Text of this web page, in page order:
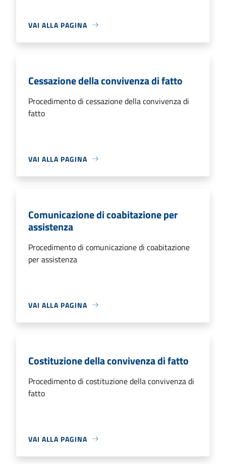
VAI ALLA PAGINA
Cessazione della convivenza di fatto
Procedimento di cessazione della convivenza di
fatto
VAI ALLA PAGINA
Comunicazione di coabitazione per
assistenza
Procedimento di comunicazione di coabitazione
per assistenza
VAI ALLA PAGINA
Costituzione della convivenza di fatto
Procedimento di costituzione della convivenza di
fatto
VAI ALLA PAGINA